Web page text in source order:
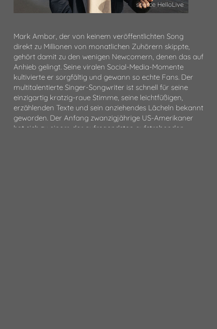
source HelloLive
Mark Ambor, der von keinem veröffentlichten Song
direkt zu Millionen von monatlichen Zuhörern skippte,
gehört damit zu den wenigen Newcomern, denen das auf
Anhieb gelingt. Seine viralen Social-Media-Momente
kultivierte er sorgfältig und gewann so echte Fans. Der
multitalentierte Singer-Songwriter ist schnell für seine
einzigartig kratzig-raue Stimme, seine leichtfüßigen,
erzählenden Texte und sein anziehendes Lächeln bekannt
geworden. Der Anfang zwanzigjährige US-Amerikaner
hat sich zu einem der aufregendsten aufstrebenden